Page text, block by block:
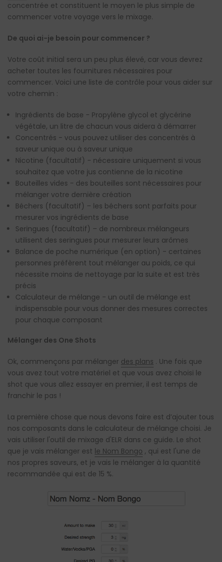
concentrée et constituent le moyen le plus simple de
commencer votre voyage vers le mixage.
De quoi ai-je besoin pour commencer ?
Votre coût initial sera un peu plus élevé, car vous devrez
acheter toutes les fournitures nécessaires pour
commencer. Voici une liste de contrôle pour vous aider sur
votre chemin :
Ingrédients de base - Propylène glycol et glycérine
végétale, un litre de chacun vous aidera à démarrer
Concentrés - vous pouvez utiliser des concentrés à
saveur unique ou à saveur unique
Nicotine (facultatif) - nécessaire uniquement si vous
souhaitez que votre jus contienne de la nicotine
Bouteilles vides - des bouteilles sont nécessaires pour
mélanger votre dernière création
Béchers (facultatif) – les béchers sont parfaits pour
mesurer vos ingrédients de base
Seringues (facultatif) – de nombreux mélangeurs
utilisent des seringues pour mesurer leurs arômes
Balance de poche numérique (en option) - certaines
personnes préfèrent tout mélanger au poids, ce qui
nécessite moins de nettoyage par la suite et est très
précis
Calculateur de mélange - un outil de mélange est
indispensable pour vous donner des mesures correctes
pour chaque composant
Mélanger des One Shots
Ok, commençons par mélanger des plans . Une fois que
vous avez tout votre matériel et que vous avez choisi le
shot que vous allez essayer en premier, il est temps de
franchir le pas !
La première chose que nous devons faire est d’ajouter tous
nos composants dans le calculateur de mélange choisi. Je
vais utiliser l'outil de mixage d'ELR dans ce guide. Le shot
que je vais mélanger est le Nom Bongo , qui est l'une de
nos propres saveurs, et je vais le mélanger à la quantité
recommandée qui est de 15 %.